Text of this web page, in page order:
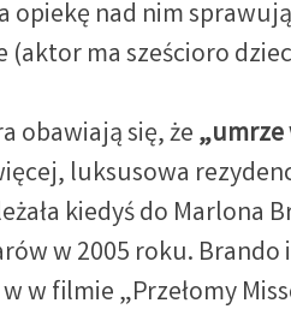
opiekę nad nim
(aktor ma sześcioro
obawiają się, że„umrze
luksusowa
kiedyś do Marlona
w 2005 roku. Brando
w filmie „Przełomy